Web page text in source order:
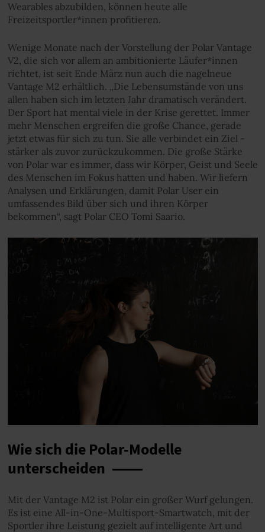
Wearables abzubilden, können heute alle
Freizeitsportler*innen profitieren.
Wenige Monate nach der Vorstellung der Polar Vantage
V2, die sich vor allem an ambitionierte Läufer*innen
richtet, ist seit Ende März nun auch die nagelneue
Vantage M2 erhältlich. „Die Lebensumstände von uns
allen haben sich im letzten Jahr dramatisch verändert.
Der Sport hat mental viele in der Krise gerettet. Immer
mehr Menschen ergreifen die große Chance, gerade
jetzt etwas für sich zu tun. Sie alle verbindet ein Ziel -
stärker als zuvor zurückzukommen. Die große Stärke
von Polar war es immer, dass wir Körper, Geist und Seele
des Menschen im Fokus hatten und haben. Wir liefern
Analysen und Erklärungen, damit Polar User ein
umfassendes Bild über sich und ihren Körper
bekommen“, sagt Polar CEO Tomi Saario.
Wie sich die Polar-Modelle
unterscheiden
Mit der Vantage M2 ist Polar ein großer Wurf gelungen.
Es ist eine All-in-One-Multisport-Smartwatch, mit der
Sportler ihre Leistung gezielt auf intelligente Art und